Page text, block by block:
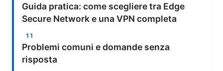
Guida pratica: come scegliere tra Edge
Secure Network e una VPN completa
Problemi comuni e domande senza
risposta